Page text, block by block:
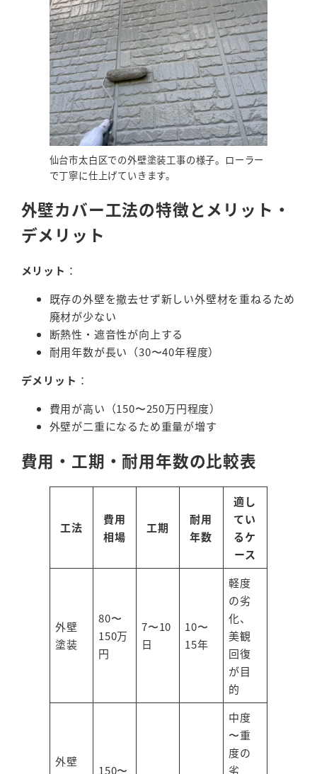
仙台市太白区での外壁塗装工事の様子。ローラー
で丁寧に仕上げていきます。
外壁カバー工法の特徴とメリット・
デメリット
メリット ：
既存の外壁を撤去せず新しい外壁材を重ねるため
廃材が少ない
断熱性・遮音性が向上する
耐用年数が長い（30〜40年程度）
デメリット ：
費用が高い（150〜250万円程度）
外壁が二重になるため重量が増す
費用・工期・耐用年数の比較表
工法
費用
相場
工期
耐用
年数
適し
てい
るケ
ース
外壁
塗装
80〜
150万
円
7〜10
日
10〜
15年
軽度
の劣
化、
美観
回復
が目
的
外壁
150〜
中度
〜重
度の
劣